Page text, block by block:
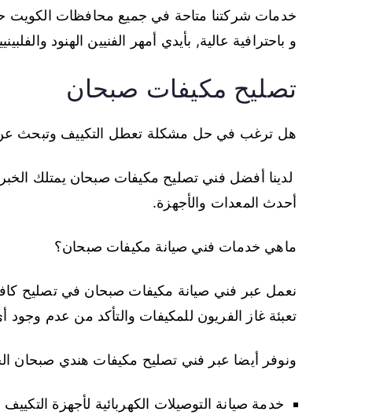
خدمات شركتنا متاحة في جميع محافظات الكويت
و باحترافية عالية, بأيدي أمهر الفنيين الهنود
تصليح مكيفات صبحان
هل ترغب في حل مشكلة تعطل التكييف وتبحث
لدينا أفضل فني تصليح مكيفات صبحان يمتلك
أحدث المعدات والأجهزة.
ماهي خدمات فني صيانة مكيفات صبحان؟
نعمل عبر فني صيانة مكيفات صبحان في تصليح
تعبئة غاز الفريون للمكيفات والتأكد من عدم
ونوفر أيضا عبر فني تصليح مكيفات هندي صبحان
خدمة صيانة التوصيلات الكهربائية لأجهزة